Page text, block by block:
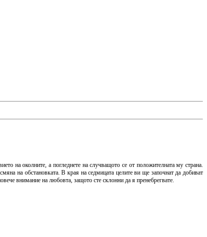
на околните, а погледнете на случващото се от положителната му страна.
на обстановката. В края на седмицата целите ви ще започнат да добиват
внимание на любовта, защото сте склонни да я пренебрегвате.